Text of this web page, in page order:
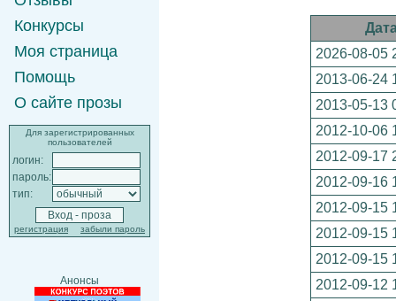
Конкурсы
Моя страница
Помощь
О сайте прозы
Для зарегистрированных
пользователей
логин:
пароль:
тип:
регистрация забыли пароль
Анонсы
2026-08-05
2013-06-24
2013-05-13
2012-10-06
2012-09-17
2012-09-16
2012-09-15
2012-09-15
2012-09-15
2012-09-12